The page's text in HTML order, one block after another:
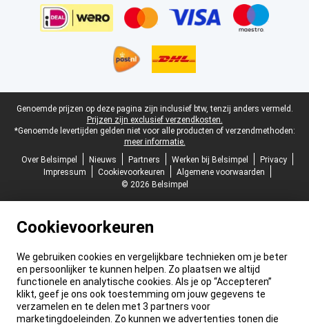
Juridische voettekst
Genoemde prijzen op deze pagina zijn inclusief btw, tenzij anders vermeld.
Prijzen zijn exclusief verzendkosten.
*Genoemde levertijden gelden niet voor alle producten of verzendmethoden:
meer informatie.
Over Belsimpel
Nieuws Partners Werken bij Belsimpel
Privacy
Impressum
Cookievoorkeuren
Algemene voorwaarden
© 2026 Belsimpel
Cookievoorkeuren
We gebruiken cookies en vergelijkbare technieken om je beter
en persoonlijker te kunnen helpen. Zo plaatsen we altijd
functionele en analytische cookies. Als je op “Accepteren”
klikt, geef je ons ook toestemming om jouw gegevens te
verzamelen en te delen met 3 partners voor
marketingdoeleinden. Zo kunnen we advertenties tonen die